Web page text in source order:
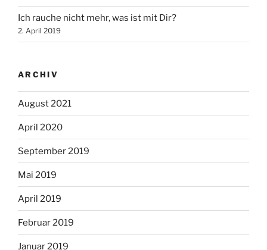
Ich rauche nicht mehr, was ist mit Dir?
2. April 2019
ARCHIV
August 2021
April 2020
September 2019
Mai 2019
April 2019
Februar 2019
Januar 2019